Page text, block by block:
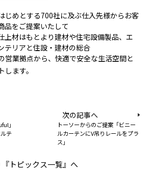
めとする700社に及ぶ仕入先様からお客
品をご提案いたして
材はもとより建材や住宅設備製品、エ
テリアと住設・建材の総合
業拠点から、快適で安全な生活空間と
ます。
」
テ
次の記事へ
トーソーからのご提案「ビニー
ルカーテンにV吊りレールをプラ
ス」
『トピックス一覧』へ